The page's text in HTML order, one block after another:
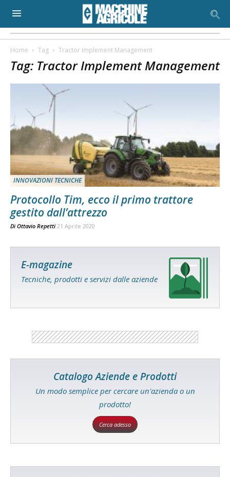
Home Tag Tractor Implement Management
Tag: Tractor Implement Management
INNOVAZIONI TECNICHE
Protocollo Tim, ecco il primo trattore
gestito dall’attrezzo
Di Ottavio Repetti 21 Aprile 2020
E-magazine
Tecniche, prodotti e servizi dalle aziende
Catalogo Aziende e Prodotti
Un modo semplice per cercare un'azienda o un
prodotto!
Cerca adesso